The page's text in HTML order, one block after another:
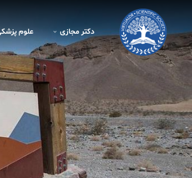
دکتر مجازی علوم